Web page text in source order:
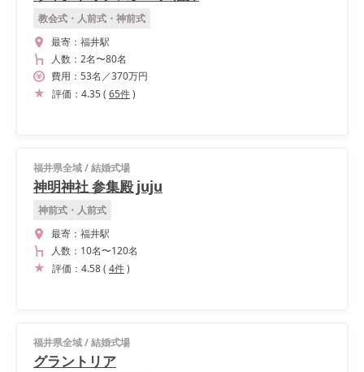
教会式・人前式・神前式
最寄： 福井駅
人数： 2名〜80名
費用： 53名 ／370万円
評価： 4.35( 65件)
福井県全域/結婚式場
神明神社 参集殿 juju
神前式・人前式
最寄： 福井駅
人数： 10名〜120名
評価： 4.58( 4件)
福井県全域/結婚式場
グラントリア